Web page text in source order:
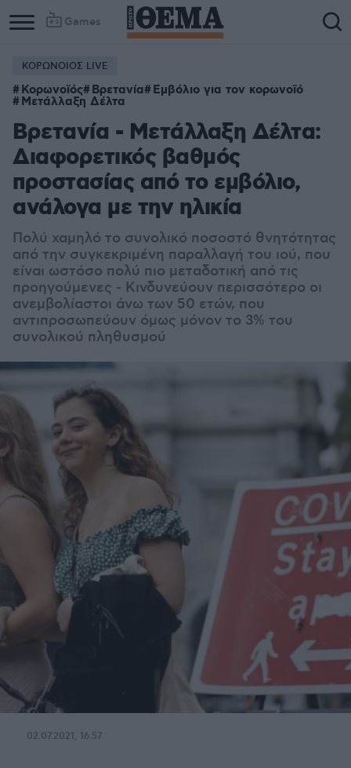
Games
ΚΟΡΩΝΟΙΟΣ LIVE
Κορωνοϊός Βρετανία Εμβόλιο για τον κορωνοϊό
Μετάλλαξη Δέλτα
Βρετανία - Μετάλλαξη Δέλτα:
Διαφορετικός βαθμός
προστασίας από το εμβόλιο,
ανάλογα με την ηλικία
Πολύ χαμηλό το συνολικό ποσοστό θνητότητας
από την συγκεκριμένη παραλλαγή του ιού, που
είναι ωστόσο πολύ πιο μεταδοτική από τις
προηγούμενες - Κινδυνεύουν περισσότερο οι
ανεμβολίαστοι άνω των 50 ετών, που
αντιπροσωπεύουν όμως μόνον το 3% του
συνολικού πληθυσμού
02.07.2021, 16:57